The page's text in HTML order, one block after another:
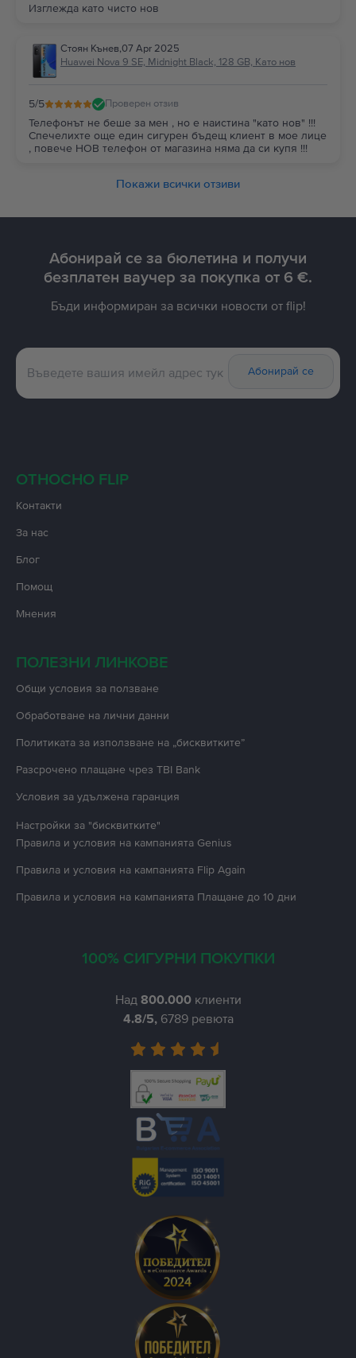
Изглежда като чисто нов
Стоян Кънев,07 Apr 2025
Huawei Nova 9 SE, Midnight Black, 128 GB, Като нов
5/5 Проверен отзив
Телефонът не беше за мен , но е наистина "като нов" !!!
Спечелихте още един сигурен бъдещ клиент в мое лице
, повече НОВ телефон от магазина няма да си купя !!!
Покажи всички отзиви
Абонирай се за бюлетина и получи
безплатен ваучер за покупка от 6 €.
Бъди информиран за всички новости от flip!
Абонирай се
ОТНОСНО FLIP
Контакти
За нас
Блог
Помощ
Мнения
ПОЛЕЗНИ ЛИНКОВЕ
Oбщи условия за ползване
Oбработване на лични данни
Политиката за използване на „бисквитките”
Разсрочено плащане чрез TBI Bank
Условия за удължена гаранция
Настройки за "бисквитките"
Правила и условия на кампанията Genius
Правила и условия на кампанията Flip Again
Правила и условия на кампанията Плащане до 10 дни
100% СИГУРНИ ПОКУПКИ
Над 800.000клиенти
4.8/5, 6789 ревюта